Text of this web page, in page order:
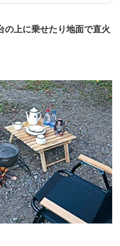
の上に乗せたり地面で直火